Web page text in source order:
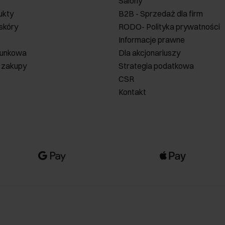
B2B - Sprzedaż dla firm
RODO- Polityka prywatności
Informacje prawne
Dla akcjonariuszy
Strategia podatkowa
CSR
Kontakt